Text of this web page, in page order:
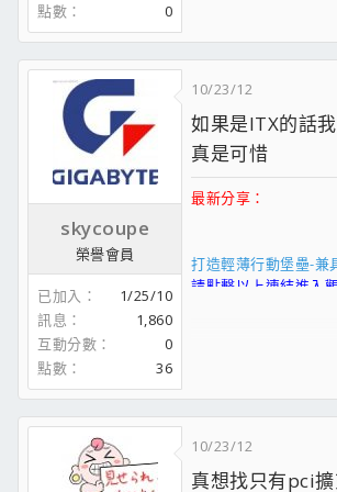
點數 0
skycoupe
榮譽會員
已加入
1/25/10
訊息
1,860
互動分數
0
點數
36
10/23/12
如果是ITX的話
真是可惜
最新分享：
打造輕薄行動堡壘-兼
請點擊以上連結進入
Intel Core I7 965
Gigabyte GA-X58A-UD7
Gigabyte 3D Galaxy II
Nvidia GTX465 限量變身
10/23/12
真想找只有pci